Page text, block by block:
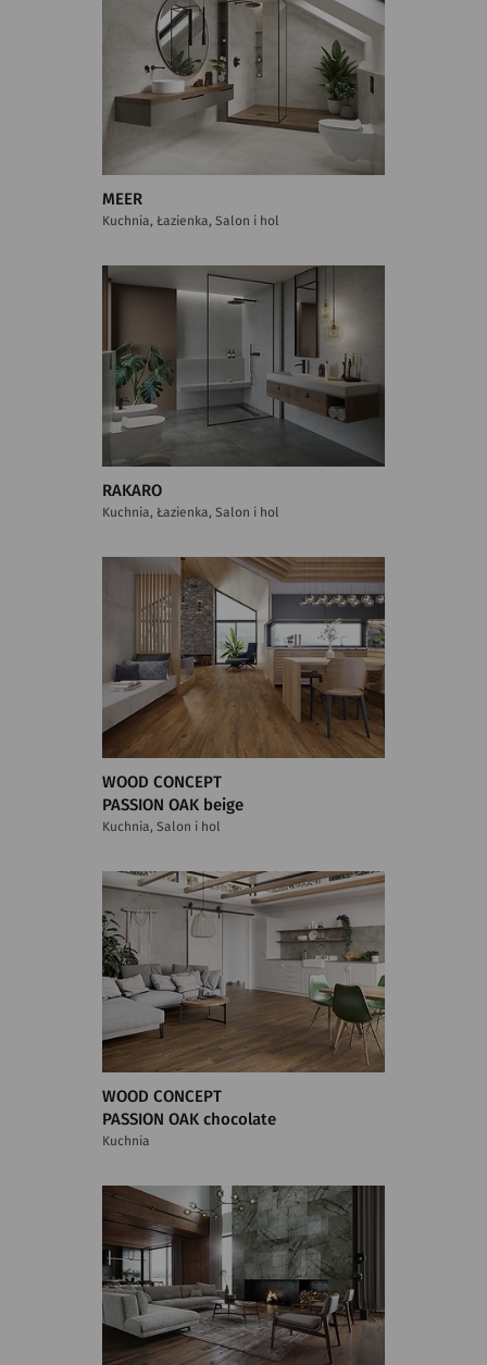
MEER
Kuchnia, Łazienka, Salon i hol
RAKARO
Kuchnia, Łazienka, Salon i hol
WOOD CONCEPT
PASSION OAK beige
Kuchnia, Salon i hol
WOOD CONCEPT
PASSION OAK chocolate
Kuchnia